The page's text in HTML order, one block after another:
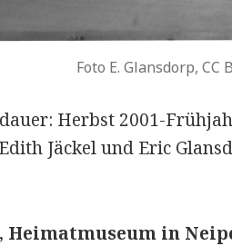
Foto E. Glansdorp, CC
Herbst 2001-
Jäckel und Eric
Heimatmuseum in